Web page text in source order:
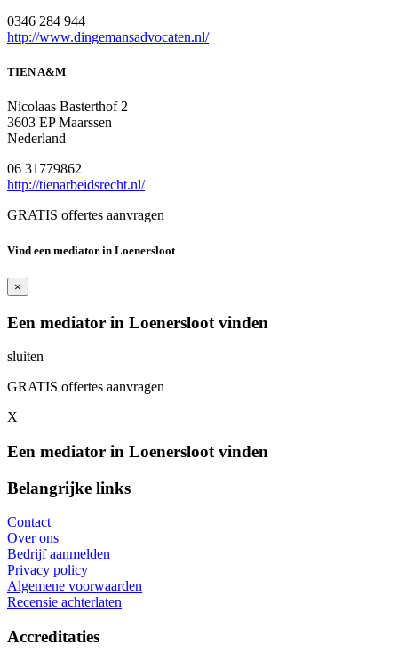
0346 284 944
http://www.dingemansadvocaten.nl/
TIEN A&M
Nicolaas Basterthof 2
3603 EP Maarssen
Nederland
06 31779862
http://tienarbeidsrecht.nl/
GRATIS offertes aanvragen
Vind een mediator in Loenersloot
×
Een mediator in Loenersloot vinden
sluiten
GRATIS offertes aanvragen
X
Een mediator in Loenersloot vinden
Belangrijke links
Contact
Over ons
Bedrijf aanmelden
Privacy policy
Algemene voorwaarden
Recensie achterlaten
Accreditaties